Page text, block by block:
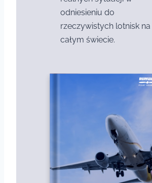
odniesieniu do
rzeczywistych lotnisk na
całym świecie.